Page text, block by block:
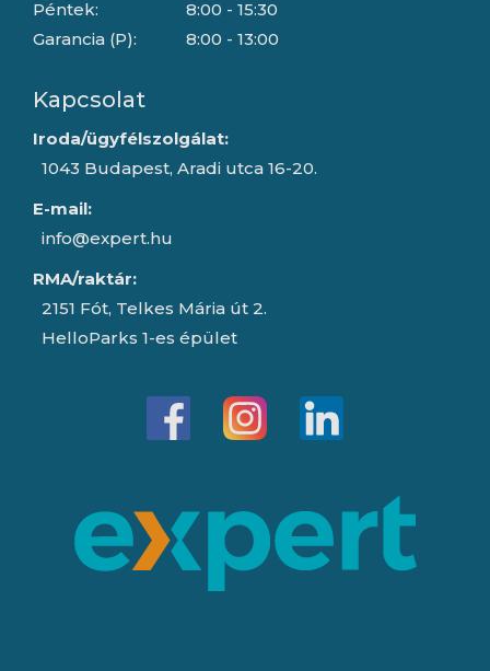
Péntek:
Garancia (P):
8:00 - 15:30
8:00 - 13:00
Kapcsolat
Iroda/ügyfélszolgálat:
1043 Budapest, Aradi utca 16-20.
E-mail:
info@expert.hu
RMA/raktár:
2151 Fót, Telkes Mária út 2.
HelloParks 1-es épület